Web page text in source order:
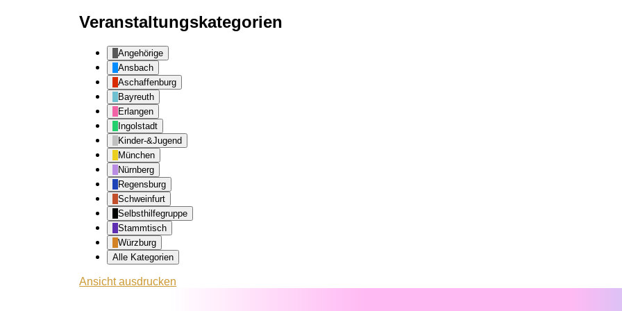
Veranstaltungskategorien
Angehörige
Ansbach
Aschaffenburg
Bayreuth
Erlangen
Ingolstadt
Kinder-&Jugend
München
Nürnberg
Regensburg
Schweinfurt
Selbsthilfegruppe
Stammtisch
Würzburg
Alle Kategorien
Ansichtausdrucken